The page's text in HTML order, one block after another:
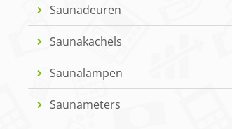
Saunadeuren
Saunakachels
Saunalampen
Saunameters